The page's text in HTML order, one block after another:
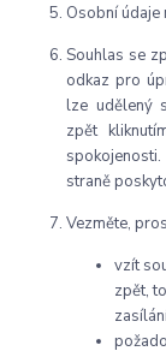
Osobní údaje
Souhlas se
odkaz pro
lze udělený
zpět
straně
Vezměte,
vzít
zpět,